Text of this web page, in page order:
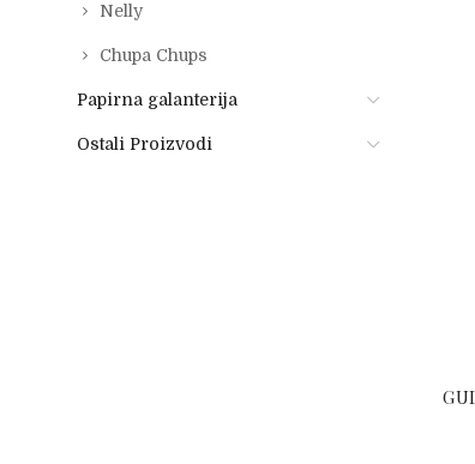
Nelly
Chupa Chups
Papirna galanterija
Ostali Proizvodi